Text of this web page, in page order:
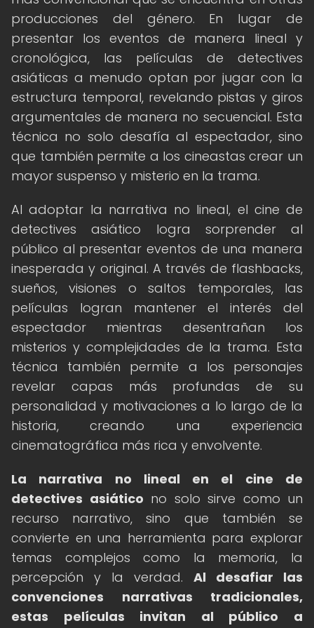
producciones del género. En lugar de
presentar los eventos de manera lineal y
cronológica, las películas de detectives
asiáticas a menudo optan por jugar con la
estructura temporal, revelando pistas y giros
argumentales de manera no secuencial. Esta
técnica no solo desafía al espectador, sino
que también permite a los cineastas crear un
mayor suspenso y misterio en la trama.
Al adoptar la narrativa no lineal, el cine de
detectives asiático logra sorprender al
público al presentar eventos de una manera
inesperada y original. A través de flashbacks,
sueños, visiones o saltos temporales, las
películas logran mantener el interés del
espectador mientras desentrañan los
misterios y complejidades de la trama. Esta
técnica también permite a los personajes
revelar capas más profundas de su
personalidad y motivaciones a lo largo de la
historia, creando una experiencia
cinematográfica más rica y envolvente.
La narrativa no lineal en el cine de
detectives asiático no solo sirve como un
recurso narrativo, sino que también se
convierte en una herramienta para explorar
temas complejos como la memoria, la
percepción y la verdad. Al desafiar las
convenciones narrativas tradicionales,
estas películas invitan al público a